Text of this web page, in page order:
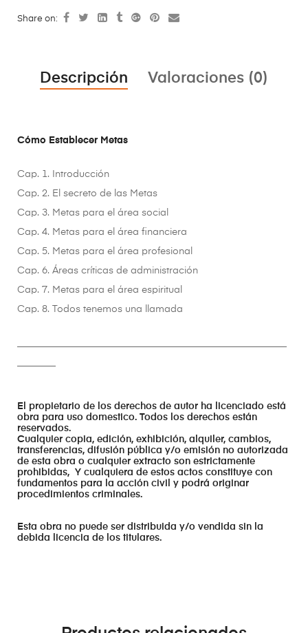
Share on:
Descripción Valoraciones (0)
Cómo Establecer Metas
Cap. 1. Introducción
Cap. 2. El secreto de las Metas
Cap. 3. Metas para el área social
Cap. 4. Metas para el área financiera
Cap. 5. Metas para el área profesional
Cap. 6. Áreas críticas de administración
Cap. 7. Metas para el área espiritual
Cap. 8. Todos tenemos una llamada
El propietario de los derechos de autor ha licenciado está
obra para uso domestico. Todos los derechos están
reservados.
Cualquier copia, edición, exhibición, alquiler, cambios,
transferencias, difusión pública y/o emisión no autorizada
de esta obra o cualquier extracto son estrictamente
prohibidas, Y cualquiera de estos actos constituye con
fundamentos para la acción civil y podrá originar
procedimientos criminales.
Esta obra no puede ser distribuida y/o vendida sin la
debida licencia de los titulares.